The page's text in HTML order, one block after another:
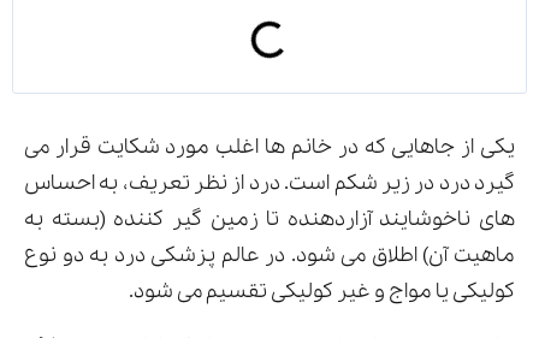
یکی از جاهایی که در خانم ها اغلب مورد شکایت قرار می
گیرد درد در زیر شکم است. درد از نظر تعریف، به احساس
های ناخوشایند آزاردهنده تا زمین گیر کننده (بسته به
ماهیت آن) اطلاق می شود. در عالم پزشکی درد به دو نوع
کولیکی یا مواج و غیر کولیکی تقسیم می شود.